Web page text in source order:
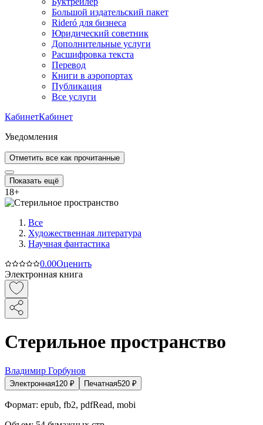
Большой издательский пакет
Rideró для бизнеса
Юридический советник
Дополнительные услуги
Расшифровка текста
Перевод
Книги в аэропортах
Публикация
Все услуги
КабинетКабинет
Уведомления
Отметить все как прочитанные
Показать ещё
18+
Все
Художественная литература
Научная фантастика
0.00Оценить
Электронная книга
Стерильное пространство
Владимир Горбунов
Электронная120 ₽ Печатная520 ₽
Формат: epub, fb2, pdfRead, mobi